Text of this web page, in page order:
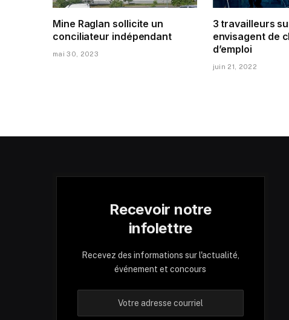
Mine Raglan sollicite un
conciliateur indépendant
mai 30, 2023
3 travailleurs
envisagent de
d’emploi
juin 21, 2022
Recevoir notre
infolettre
Recevez des informations sur l'actualité,
événement et concours